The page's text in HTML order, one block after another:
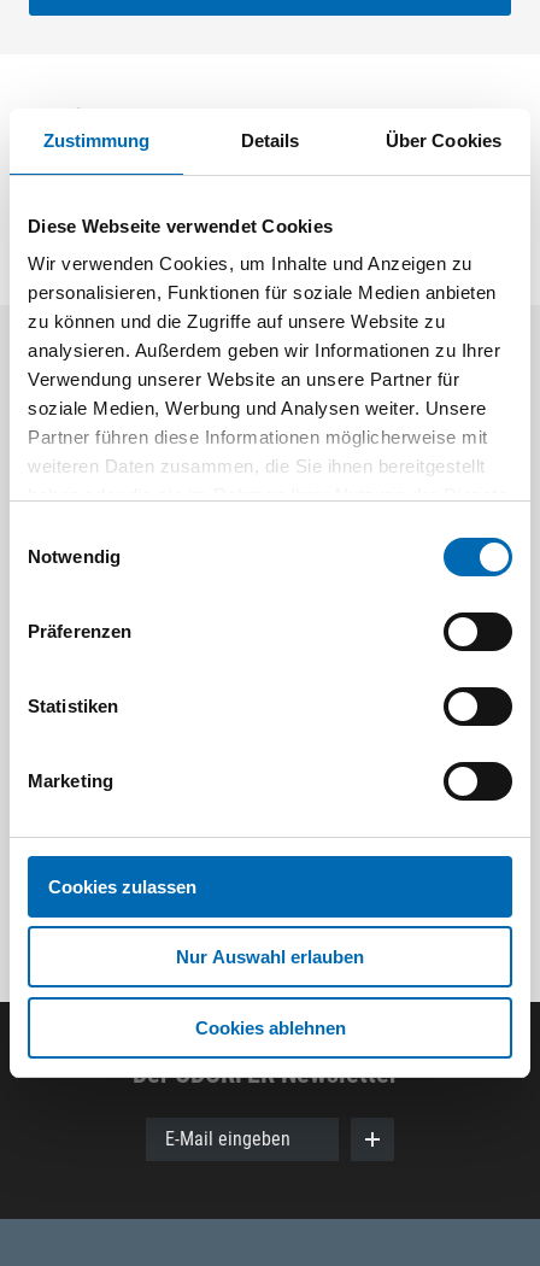
Zustimmung Details Über Cookies
Diese Webseite verwendet Cookies
Wir verwenden Cookies, um Inhalte und Anzeigen zu
personalisieren, Funktionen für soziale Medien anbieten
zu können und die Zugriffe auf unsere Website zu
analysieren. Außerdem geben wir Informationen zu Ihrer
Verwendung unserer Website an unsere Partner für
soziale Medien, Werbung und Analysen weiter. Unsere
Partner führen diese Informationen möglicherweise mit
weiteren Daten zusammen, die Sie ihnen bereitgestellt
Notwendig
Präferenzen
Statistiken
Marketing
Cookies zulassen
Nur Auswahl erlauben
Cookies ablehnen
Technische Daten
Produktart Einlage
Kunden kauften auch
Der ODÖRFER Newsletter
E-Mail eingeben